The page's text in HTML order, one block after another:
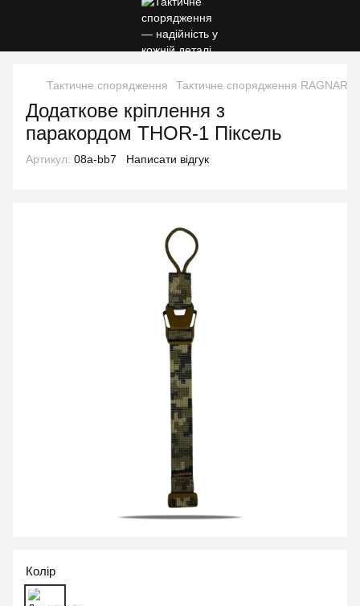
Тактичне спорядження Тактичне спорядження
Додаткове кріплення з
паракордом THOR-1 Піксель
Артикул: 08a-bb7 Написати відгук
Колір